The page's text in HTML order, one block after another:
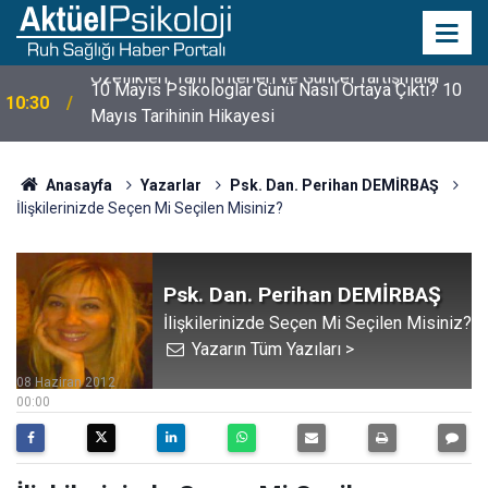
10:30
10 Mayıs Psikologlar Günü Nasıl Ortaya Çıktı? 10
Mayıs Tarihinin Hikayesi
Anasayfa Yazarlar
Psk. Dan. Perihan DEMİRBAŞ
İlişkilerinizde Seçen Mi Seçilen Misiniz?
Psk. Dan. Perihan DEMİRBAŞ
İlişkilerinizde Seçen Mi Seçilen Misiniz?
Yazarın Tüm Yazıları >
00:00
08 Haziran 2012